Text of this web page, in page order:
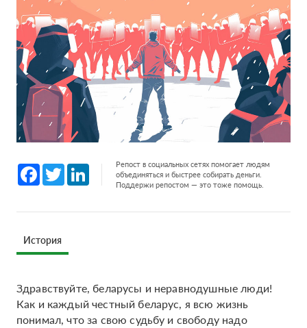
Facebook
Twitter LinkedInРепост в социальных сетях помогает людям
объединяться и быстрее собирать деньги.
Поддержи репостом — это тоже помощь.
История
Здравствуйте, беларусы и неравнодушные люди!
Как и каждый честный беларус, я всю жизнь
понимал, что за свою судьбу и свободу надо